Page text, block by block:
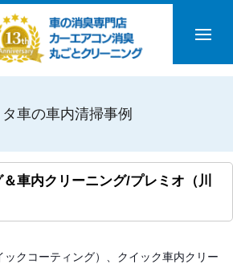
タ車の車内清掃事例
車内クリーニング/プレミオ（川
クコーティング）、 クイック車内クリー